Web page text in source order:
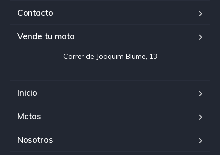
Contacto
Vende tu moto
Inicio
Motos
Nosotros